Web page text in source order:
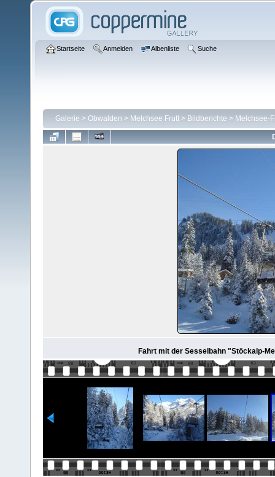
Startseite Anmelden Albenliste Suche
Galerie > Obwalden > Melchsee Frutt > Bildberichte > Melchsee-
Fahrt mit der Sesselbahn "Stöckalp-